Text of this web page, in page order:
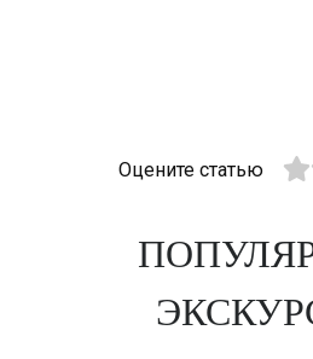
Оцените статью